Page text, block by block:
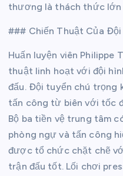
thương là thách thức lớn
### Chiến Thuật Của
Huấn luyện viên Philippe
thuật linh hoạt với đội
đấu. Đội tuyển chú trọng
tấn công từ biên với tốc
Bộ ba tiền vệ trung tâm
phòng ngự và tấn công
được tổ chức chặt chẽ
trận đấu tốt. Lối chơi